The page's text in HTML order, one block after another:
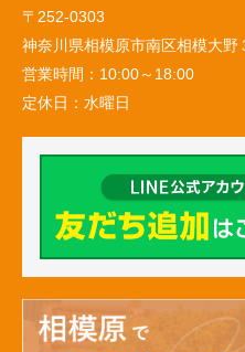
〒252-0303
神奈川県相模原市南区相模大
営業時間： 10:00～18:00
定休日： 水曜日